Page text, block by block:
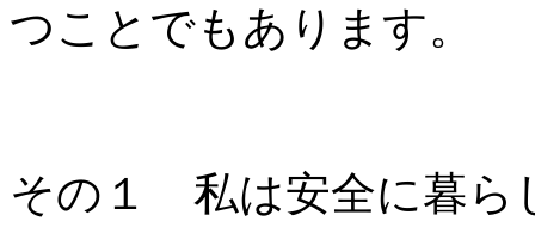
つことでもあります。
その１ 私は安全に暮ら